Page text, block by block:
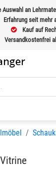
Auswahl an
Erfahrung seit mehr
Kauf auf
Versandkostenfrei